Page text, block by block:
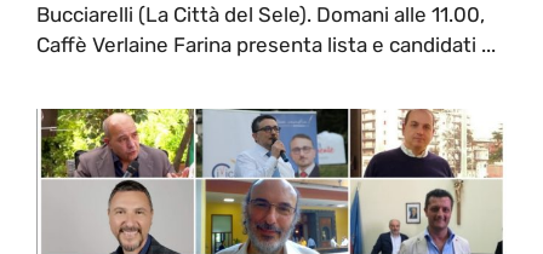
Bucciarelli (La Città del Sele). Domani alle 11.00,
Caffè Verlaine Farina presenta lista e candidati ...